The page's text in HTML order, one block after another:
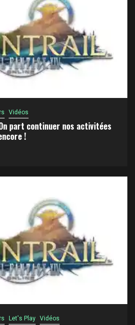
Vidéos
part continuer nos activitées
!
Let's Play Vidéos